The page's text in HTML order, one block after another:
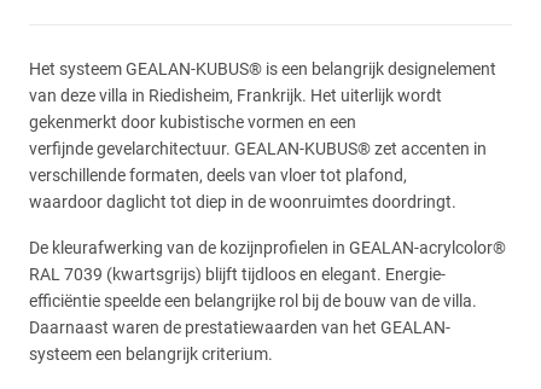
Het systeem GEALAN-KUBUS® is een belangrijk designelement
van deze villa in Riedisheim, Frankrijk. Het uiterlijk wordt
gekenmerkt door kubistische vormen en een
verfijnde gevelarchitectuur. GEALAN-KUBUS® zet accenten in
verschillende formaten, deels van vloer tot plafond,
waardoor daglicht tot diep in de woonruimtes doordringt.
De kleurafwerking van de kozijnprofielen in GEALAN-acrylcolor®
RAL 7039 (kwartsgrijs) blijft tijdloos en elegant. Energie-
efficiëntie speelde een belangrijke rol bij de bouw van de villa.
Daarnaast waren de prestatiewaarden van het GEALAN-
systeem een belangrijk criterium.